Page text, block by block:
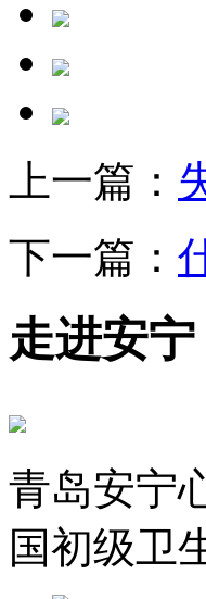
上一篇：
下一篇：
走进安宁
青岛安宁
国初级卫